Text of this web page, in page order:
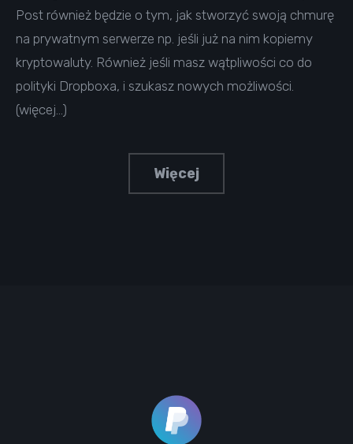
Post również będzie o tym, jak stworzyć swoją chmurę
na prywatnym serwerze np. jeśli już na nim kopiemy
kryptowaluty. Również jeśli masz wątpliwości co do
polityki Dropboxa, i szukasz nowych możliwości.
(więcej…)
Więcej